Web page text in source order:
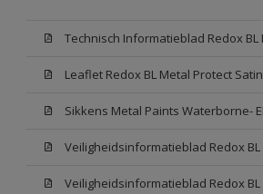
Leaflet Redox BL Metal Protect Satin